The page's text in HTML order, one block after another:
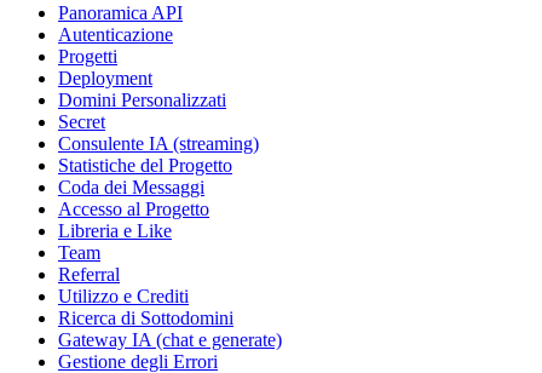
Panoramica API
Autenticazione
Progetti
Deployment
Domini Personalizzati
Secret
Consulente IA (streaming)
Statistiche del Progetto
Coda dei Messaggi
Accesso al Progetto
Libreria e Like
Team
Referral
Utilizzo e Crediti
Ricerca di Sottodomini
Gateway IA (chat e generate)
Gestione degli Errori